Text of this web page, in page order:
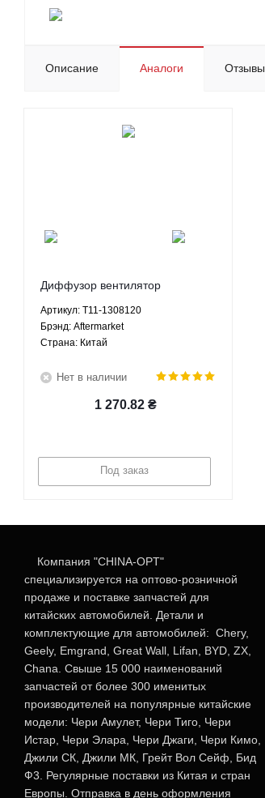
Описание Аналоги Отзывы
Диффузор вентилятор
Тигго Тигго3 ТиггоФЛ 1.6 1.8 2.0
2.4 МКПП АКПП - T11-1308120
Aftermarket
Артикул: T11-1308120
Брэнд: Aftermarket
Страна: Китай
Нет в наличии
1 270.82₴
Под заказ
Компания "CHINA-OPT"
специализируется на оптово-розничной
продаже и поставке запчастей для
китайских автомобилей. Детали и
комплектующие для автомобилей: Chery,
Geely, Emgrand, Great Wall, Lifan, BYD, ZX,
Chana. Свыше 15 000 наименований
запчастей от более 300 именитых
производителей на популярные китайские
модели: Чери Амулет, Чери Тиго, Чери
Истар, Чери Элара, Чери Джаги, Чери Кимо,
Джили СК, Джили МК, Грейт Вол Сейф, Бид
Ф3. Регулярные поставки из Китая и стран
Европы. Отправка в день оформления